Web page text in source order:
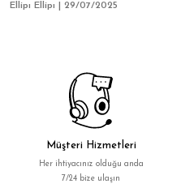
Ellipı Ellipı | 29/07/2025
Müşteri Hizmetleri
Her ihtiyacınız olduğu anda
7/24 bize ulaşın